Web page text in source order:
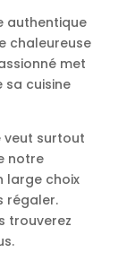
authentique
chaleureuse
met
cuisine
veut surtout
notre
large choix
régaler.
trouverez